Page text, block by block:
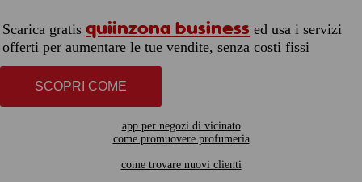
Scarica gratis quiinzona business ed usa i servizi
offerti per aumentare le tue vendite, senza costi fissi
SCOPRI COME
app per negozi di vicinato
come promuovere profumeria
come trovare nuovi clienti